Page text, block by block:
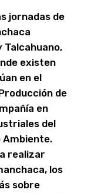
jornadas de
Talcahuano,
existen
en el
de
en
del
Ambiente.
realizar
los
sobre